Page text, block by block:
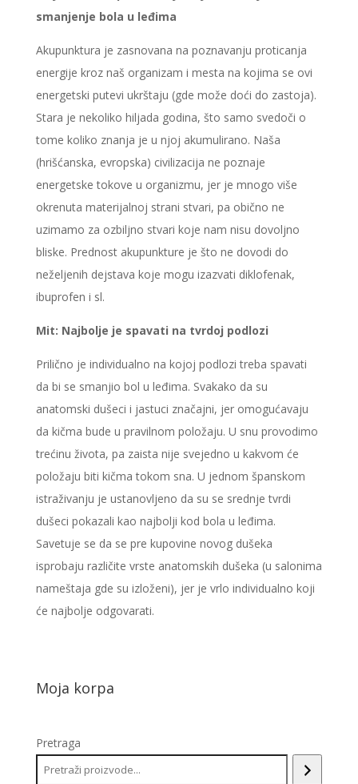
smanjenje bola u leđima
Akupunktura je zasnovana na poznavanju proticanja
energije kroz naš organizam i mesta na kojima se ovi
energetski putevi ukrštaju (gde može doći do zastoja).
Stara je nekoliko hiljada godina, što samo svedoči o
tome koliko znanja je u njoj akumulirano. Naša
(hrišćanska, evropska) civilizacija ne poznaje
energetske tokove u organizmu, jer je mnogo više
okrenuta materijalnoj strani stvari, pa obično ne
uzimamo za ozbiljno stvari koje nam nisu dovoljno
bliske. Prednost akupunkture je što ne dovodi do
neželjenih dejstava koje mogu izazvati diklofenak,
ibuprofen i sl.
Mit: Najbolje je spavati na tvrdoj podlozi
Prilično je individualno na kojoj podlozi treba spavati
da bi se smanjio bol u leđima. Svakako da su
anatomski dušeci i jastuci značajni, jer omogućavaju
da kičma bude u pravilnom položaju. U snu provodimo
trećinu života, pa zaista nije svejedno u kakvom će
položaju biti kičma tokom sna. U jednom španskom
istraživanju je ustanovljeno da su se srednje tvrdi
dušeci pokazali kao najbolji kod bola u leđima.
Savetuje se da se pre kupovine novog dušeka
isprobaju različite vrste anatomskih dušeka (u salonima
nameštaja gde su izloženi), jer je vrlo individualno koji
će najbolje odgovarati.
Moja korpa
Pretraga